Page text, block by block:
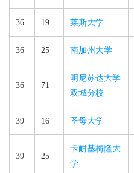
36 19 莱斯大学
36 25 南加州大学
36 71
明尼苏达大学
双城分校
39 16 圣母大学
39 25
卡耐基梅隆大
学